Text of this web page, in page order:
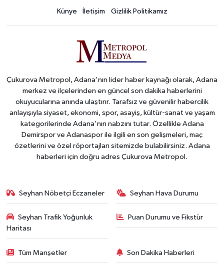
Künye İletişim Gizlilik Politikamız
Çukurova Metropol, Adana'nın lider haber kaynağı olarak, Adana
merkez ve ilçelerinden en güncel son dakika haberlerini
okuyucularına anında ulaştırır. Tarafsız ve güvenilir habercilik
anlayışıyla siyaset, ekonomi, spor, asayiş, kültür-sanat ve yaşam
kategorilerinde Adana'nın nabzını tutar. Özellikle Adana
Demirspor ve Adanaspor ile ilgili en son gelişmeleri, maç
özetlerini ve özel röportajları sitemizde bulabilirsiniz. Adana
haberleri için doğru adres Çukurova Metropol.
Seyhan Nöbetçi Eczaneler Seyhan Hava Durumu
Seyhan Trafik Yoğunluk
Haritası
Puan Durumu ve Fikstür
Tüm Manşetler Son Dakika Haberleri